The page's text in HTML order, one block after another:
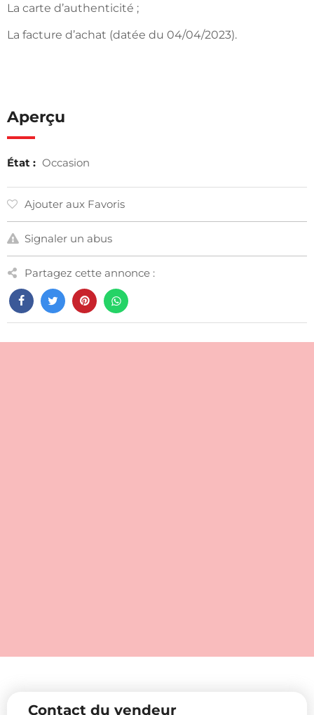
La carte d’authenticité ;
La facture d’achat (datée du 04/04/2023).
Aperçu
État : Occasion
Ajouter aux Favoris
Signaler un abus
Partagez cette annonce :
Contact du vendeur